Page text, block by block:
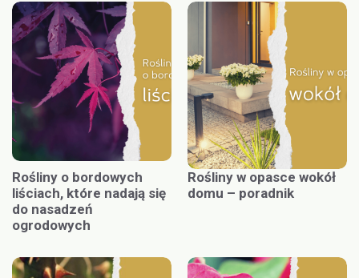
Rośliny o bordowych
liściach, które nadają się
do nasadzeń
ogrodowych
Rośliny w opasce wokół
domu – poradnik